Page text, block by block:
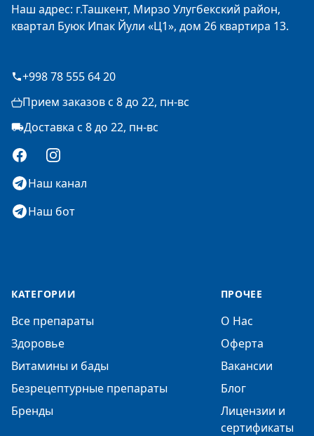
Наш адрес: г.Ташкент, Мирзо Улугбекский район,
квартал Буюк Ипак Йули «Ц1», дом 26 квартира 13.
+998 78 555 64 20
Прием заказов с 8 до 22, пн-вс
Доставка с 8 до 22, пн-вс
FacebookInstagram
Наш канал
Наш бот
КАТЕГОРИИ
Все препараты
Здоровье
Витамины и бады
Безрецептурные препараты
Бренды
ПРОЧЕЕ
О Нас
Оферта
Вакансии
Блог
Лицензии и
сертификаты